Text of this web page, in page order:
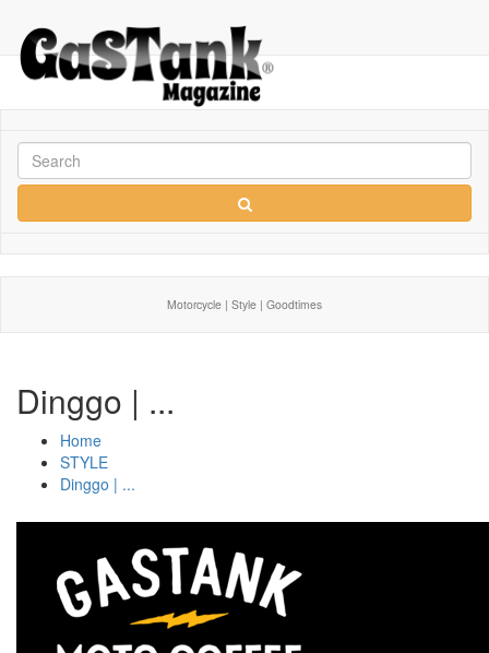
Motorcycle | Style | Goodtimes
Dinggo | ...
Home
STYLE
Dinggo | ...